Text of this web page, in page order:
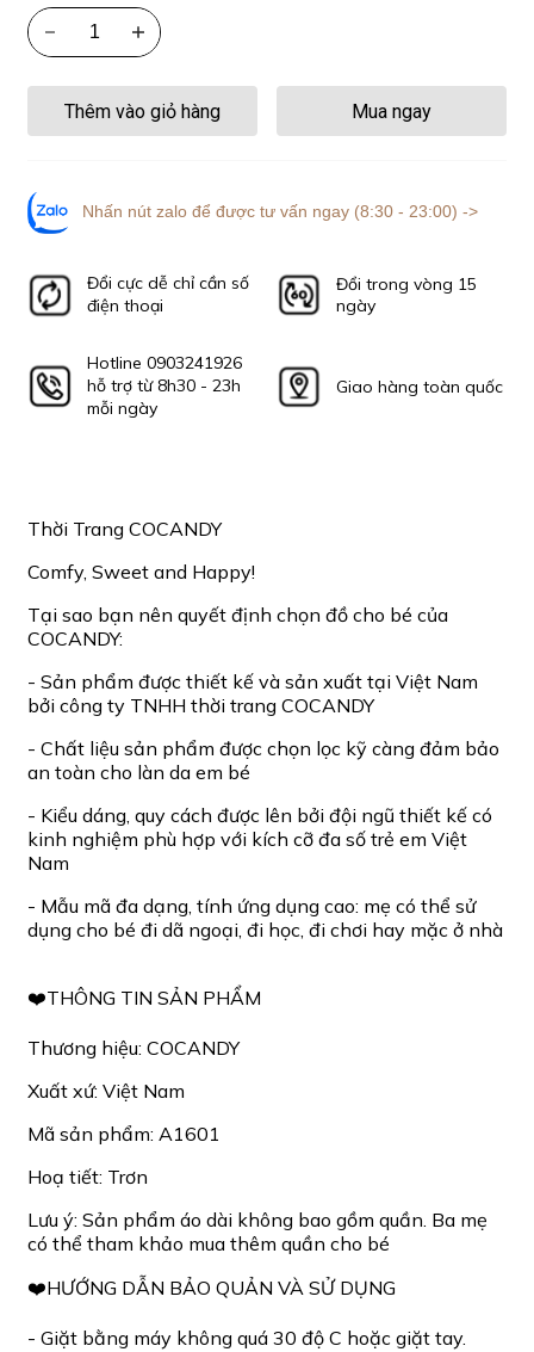
Đổi cực dễ chỉ cần số
điện thoại
Hotline 0903241926
hỗ trợ từ 8h30 - 23h
mỗi ngày
Đổi trong vòng 15
ngày
Giao hàng toàn quốc
Nhấn nút zalo để được tư vấn ngay (8:30 - 23:00) ->
Mua ngay
Thêm vào giỏ hàng
Thời Trang COCANDY
Comfy, Sweet and Happy!
Tại sao bạn nên quyết định chọn đồ cho bé của
COCANDY:
- Sản phẩm được thiết kế và sản xuất tại Việt Nam
bởi công ty TNHH thời trang COCANDY
- Chất liệu sản phẩm được chọn lọc kỹ càng đảm bảo
an toàn cho làn da em bé
- Kiểu dáng, quy cách được lên bởi đội ngũ thiết kế có
kinh nghiệm phù hợp với kích cỡ đa số trẻ em Việt
Nam
- Mẫu mã đa dạng, tính ứng dụng cao: mẹ có thể sử
dụng cho bé đi dã ngoại, đi học, đi chơi hay mặc ở nhà
❤️THÔNG TIN SẢN PHẨM
Thương hiệu: COCANDY
Xuất xứ: Việt Nam
Mã sản phẩm: A1601
Hoạ tiết: Trơn
Lưu ý: Sản phẩm áo dài không bao gồm quần. Ba mẹ
có thể tham khảo mua thêm quần cho bé
❤️HƯỚNG DẪN BẢO QUẢN VÀ SỬ DỤNG
- Giặt bằng máy không quá 30 độ C hoặc giặt tay.